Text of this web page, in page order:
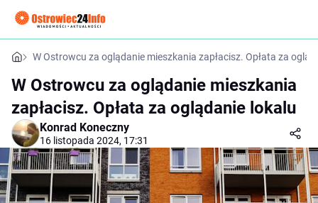
W Ostrowcu za oglądanie mieszkania zapłacisz. Opłata za
W Ostrowcu za oglądanie mieszkania
zapłacisz. Opłata za oglądanie lokalu
Konrad Koneczny
16 listopada 2024, 17:31